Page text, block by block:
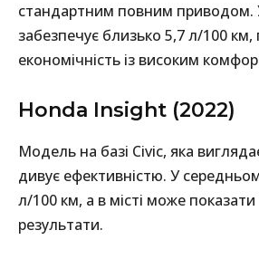
стандартним повним приводом. У
забезпечує близько 5,7 л/100
економічність із високим
Honda Insight (2022)
Модель на базі Civic, яка
дивує ефективністю. У
л/100 км, а в місті може
результати.